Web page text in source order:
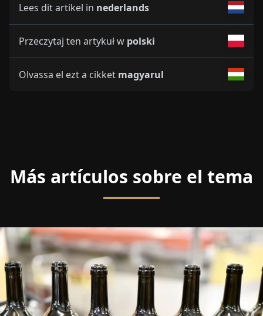
Lees dit artikel in nederlands
Przeczytaj ten artykuł w polski
Olvassa el ezt a cikket magyarul
Más artículos sobre el tema